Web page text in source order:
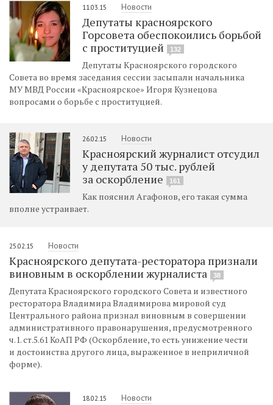
11.03.15 Новости
Депутаты красноярского
Горсовета обеспокоились борьбой
с проституцией
132
Депутаты Красноярского городского
Совета во время заседания сессии засыпали начальника
МУ МВД России «Красноярское» Игоря Кузнецова
вопросами о борьбе с проституцией.
26.02.15 Новости
Красноярский журналист отсудил
у депутата 50 тыс. рублей
за оскорбление
161
Как пояснил Агафонов, его такая сумма
вполне устраивает.
25.02.15 Новости
Красноярского депутата-ресторатора признали
виновным в оскорблении журналиста
38
Депутата Красноярского городского Совета и известного
ресторатора Владимира Владимирова мировой суд
Центрального района признал виновным в совершении
административного правонарушения, предусмотренного
ч.1. ст.5.61 КоАП РФ (Оскорбление, то есть унижение чести
и достоинства другого лица, выраженное в неприличной
форме).
18.02.15 Новости